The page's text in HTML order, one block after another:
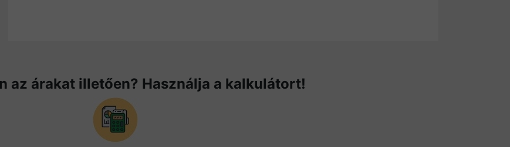
az árakat illetően? Használja a kalkulátort!